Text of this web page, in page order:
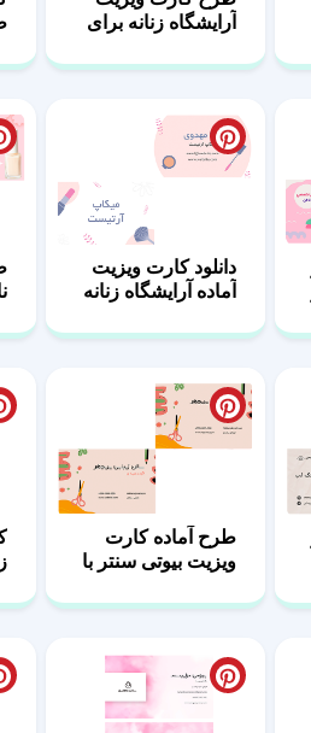
آرایشگاه زنانه برای
دانلود کارت ویزیت
آماده آرایشگاه زنانه
طرح آماده کارت
ویزیت بیوتی سنتر با